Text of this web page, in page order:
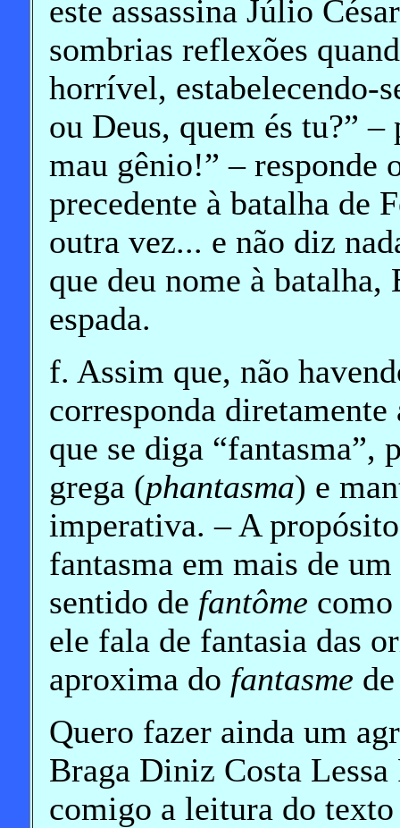
este assassina Júlio
sombrias reflexões
horrível, estabelecendo-
ou Deus, quem és tu?”
mau gênio!” – responde
precedente à batalha de
outra vez... e não diz
que deu nome à batalha,
espada.
f. Assim que, não
corresponda
que se diga “fantasma”,
grega (phantasma) e
imperativa. – A
fantasma em mais de
sentido de fantôme
ele fala de fantasia das
aproxima do fantasme
Quero fazer ainda um
Braga Diniz Costa
comigo a leitura do